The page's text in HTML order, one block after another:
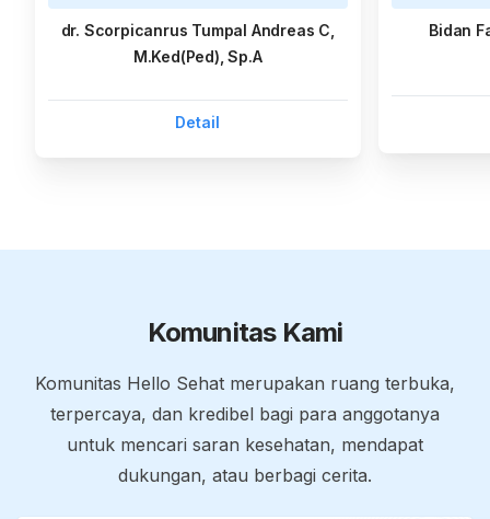
dr. Scorpicanrus Tumpal Andreas C,
M.Ked(Ped), Sp.A
Detail
Bidan
Komunitas Kami
Komunitas Hello Sehat merupakan ruang terbuka,
terpercaya, dan kredibel bagi para anggotanya
untuk mencari saran kesehatan, mendapat
dukungan, atau berbagi cerita.